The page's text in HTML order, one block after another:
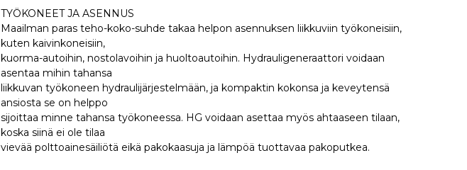
TYÖKONEET JA ASENNUS
Maailman paras teho-koko-suhde takaa helpon asennuksen liikkuviin työkoneisiin,
kuten kaivinkoneisiin,
kuorma-autoihin, nostolavoihin ja huoltoautoihin. Hydrauligeneraattori voidaan
asentaa mihin tahansa
liikkuvan työkoneen hydraulijärjestelmään, ja kompaktin kokonsa ja keveytensä
ansiosta se on helppo
sijoittaa minne tahansa työkoneessa. HG voidaan asettaa myös ahtaaseen tilaan,
koska siinä ei ole tilaa
vievää polttoainesäiliötä eikä pakokaasuja ja lämpöä tuottavaa pakoputkea.